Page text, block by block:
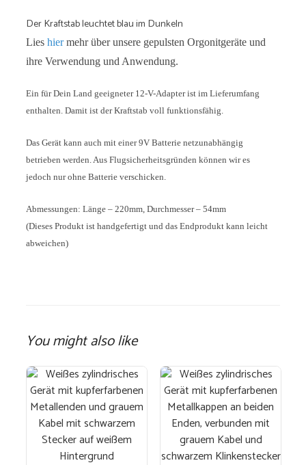
Der Kraftstab leuchtet blau im Dunkeln
Lies hiermehr über unsere gepulsten Orgonitgeräte und
ihre Verwendung und Anwendung.
Ein für Dein Land geeigneter 12-V-Adapter ist im Lieferumfang
enthalten. Damit ist der Kraftstab voll funktionsfähig.
Das Gerät kann auch mit einer 9V Batterie netzunabhängig
betrieben werden. Aus Flugsicherheitsgründen können wir es
jedoch nur ohne Batterie verschicken.
Abmessungen: Länge – 220mm, Durchmesser – 54mm
(Dieses Produkt ist handgefertigt und das Endprodukt kann leicht
abweichen)
You might also like